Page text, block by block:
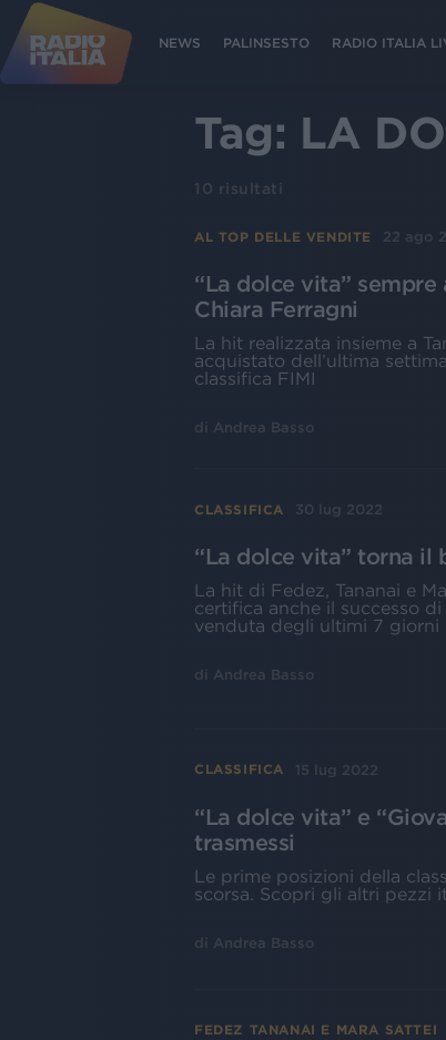
NEWS PALINSESTO RADIO ITALIA
Tag: LA
10 risultati
AL TOP DELLE VENDITE 22 ago
“La dolce vita”
Chiara Ferragni
La hit realizzata insieme a
acquistato dell’ultima
classifica FIMI
di Andrea Basso
CLASSIFICA 30 lug 2022
“La dolce vita” torna il
La hit di Fedez, Tananai e
certifica anche il successo
venduta degli ultimi 7 giorni
di Andrea Basso
CLASSIFICA 15 lug 2022
“La dolce vita” e
trasmessi
Le prime posizioni della
scorsa. Scopri gli altri pezzi
di Andrea Basso
FEDEZ TANANAI E MARA SATTEI